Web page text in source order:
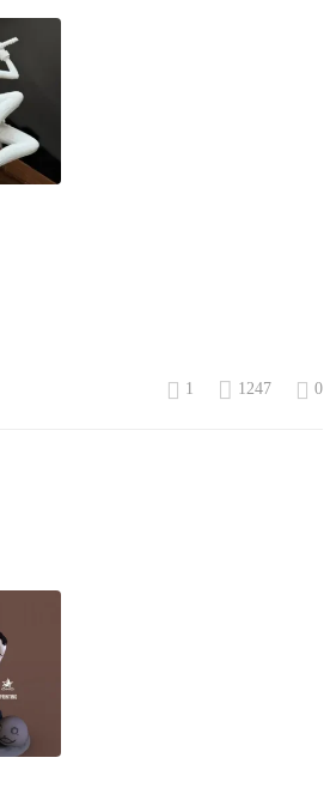
1 1247 0